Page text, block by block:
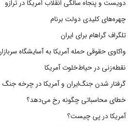
دویست و پنجاه سالگی انقلاب آمریکا در ترازو
چهره‌های کلیدی دولت برنام
تلگراف گراهام برای ایران
واکاوی حقوقی حمله آمریکا به آسایشگاه
نقطه‌زنی در حیاط‌خلوت آمریکا
گرفتار شدن جنگ‌ایران و آمریکا در چرخه
خطای محاسباتی چگونه رخ می‌دهد؟
آمریکا در پی چیست؟